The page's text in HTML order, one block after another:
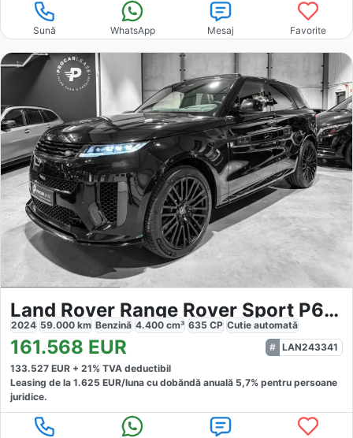
Sună WhatsApp Mesaj Favorite
Land Rover Range Rover Sport P635 SV EDITION ONE
2024 59.000 km Benzină 4.400 cm³ 635 CP Cutie automată
161.568 EUR
LAN243341
133.527 EUR + 21% TVA deductibil
Leasing de la 1.625 EUR/luna cu dobăndă anuală 5,7% pentru persoane
juridice.